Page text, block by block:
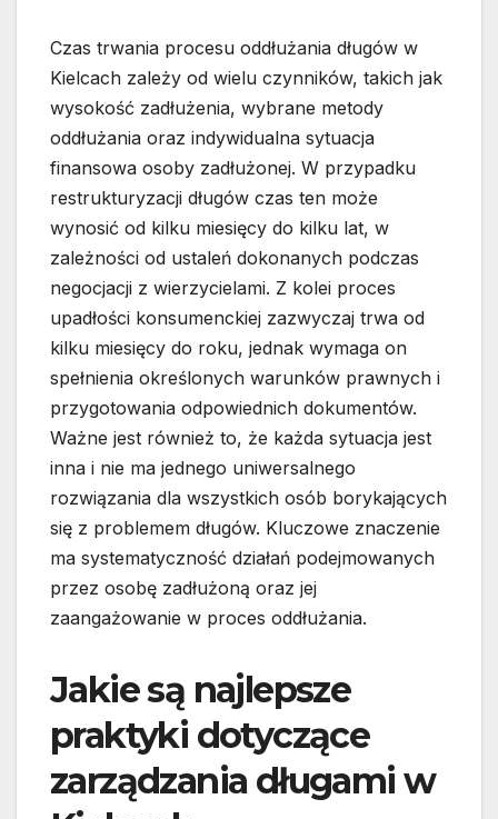
Czas trwania procesu oddłużania długów w
Kielcach zależy od wielu czynników, takich jak
wysokość zadłużenia, wybrane metody
oddłużania oraz indywidualna sytuacja
finansowa osoby zadłużonej. W przypadku
restrukturyzacji długów czas ten może
wynosić od kilku miesięcy do kilku lat, w
zależności od ustaleń dokonanych podczas
negocjacji z wierzycielami. Z kolei proces
upadłości konsumenckiej zazwyczaj trwa od
kilku miesięcy do roku, jednak wymaga on
spełnienia określonych warunków prawnych i
przygotowania odpowiednich dokumentów.
Ważne jest również to, że każda sytuacja jest
inna i nie ma jednego uniwersalnego
rozwiązania dla wszystkich osób borykających
się z problemem długów. Kluczowe znaczenie
ma systematyczność działań podejmowanych
przez osobę zadłużoną oraz jej
zaangażowanie w proces oddłużania.
Jakie są najlepsze
praktyki dotyczące
zarządzania długami w